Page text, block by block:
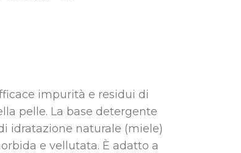
impurità e residui di
pelle. La base detergente
idratazione naturale (miele)
e vellutata. È adatto a